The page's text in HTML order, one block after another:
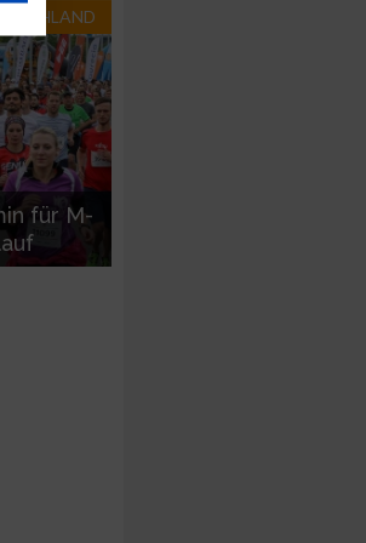
für M-